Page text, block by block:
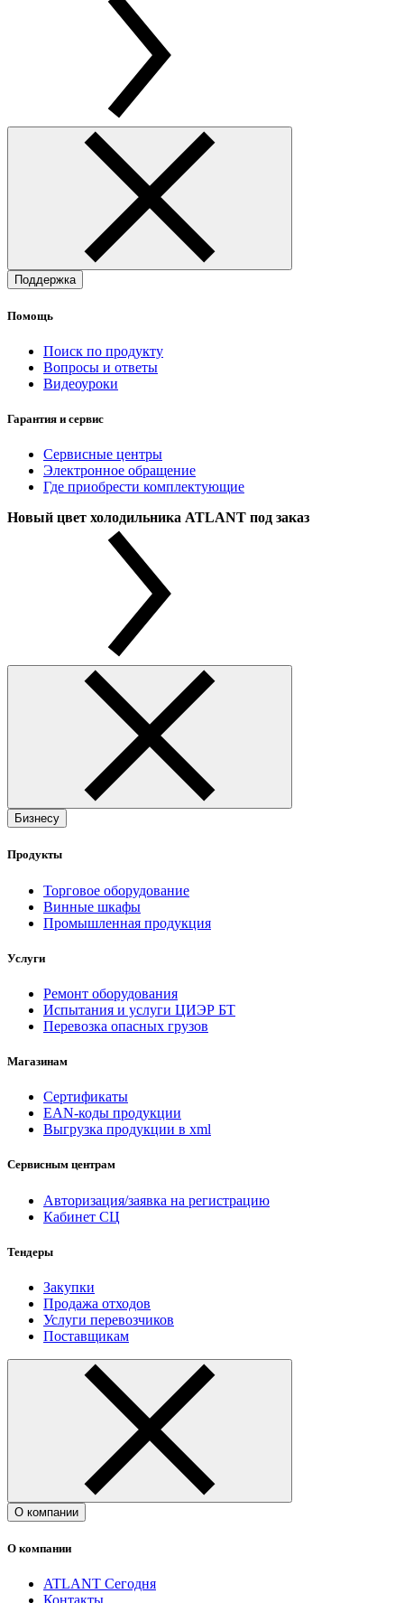
Поддержка
Помощь
Поиск по продукту
Вопросы и ответы
Видеоуроки
Гарантия и сервис
Сервисные центры
Электронное обращение
Где приобрести комплектующие
Новый цвет холодильника ATLANT под заказ
Бизнесу
Продукты
Торговое оборудование
Винные шкафы
Промышленная продукция
Услуги
Ремонт оборудования
Испытания и услуги ЦИЭР БТ
Перевозка опасных грузов
Магазинам
Сертификаты
EAN-коды продукции
Выгрузка продукции в xml
Сервисным центрам
Авторизация/заявка на регистрацию
Кабинет СЦ
Тендеры
Закупки
Продажа отходов
Услуги перевозчиков
Поставщикам
О компании
О компании
ATLANT Сегодня